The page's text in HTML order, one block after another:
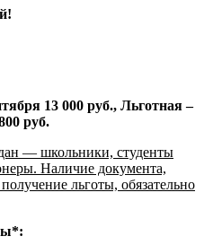
13 000 руб., Льготная –
руб.
— школьники, студенты
Наличие документа,
льготы, обязательно